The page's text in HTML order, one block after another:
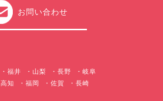
お問い合わせ
福井 山梨 長野
岐阜
高知 福岡 佐賀
長崎